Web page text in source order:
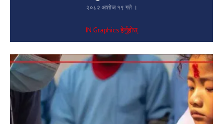
२०८२ अशोज १९ गते ।
IN Graphics हेर्नुहोस्